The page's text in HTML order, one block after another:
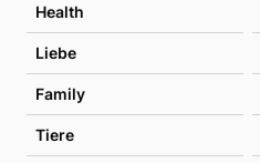
Health
Liebe
Family
Tiere